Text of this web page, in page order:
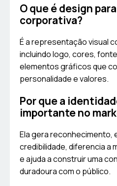
O que é design
corporativa?
É a representação visual
incluindo logo, cores,
elementos gráficos que
personalidade e valores.
Por que a
importante no
Ela gera reconhecimento,
credibilidade, diferencia a
e ajuda a construir uma
duradoura com o público.